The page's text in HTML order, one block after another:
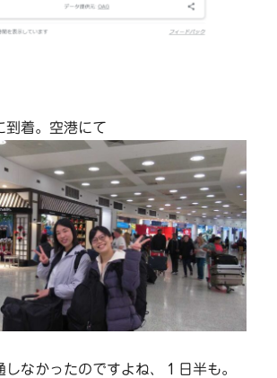
到着。空港にて
しなかったのですよね、１日半も。